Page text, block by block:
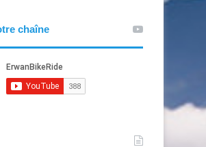
u
u
a
chaîne